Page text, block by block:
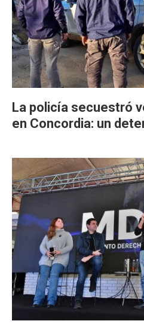
La policía secuestró
en Concordia: un